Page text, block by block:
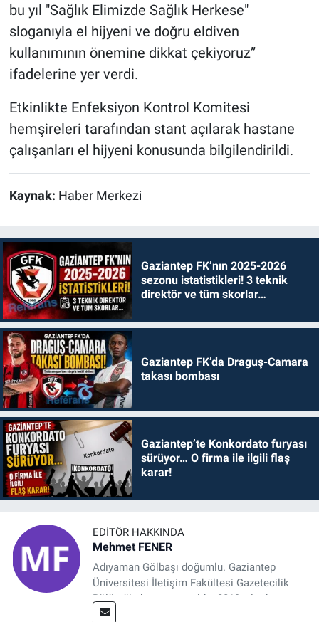
bu yıl "Sağlık Elimizde Sağlık Herkese"
sloganıyla el hijyeni ve doğru eldiven
kullanımının önemine dikkat çekiyoruz”
ifadelerine yer verdi.
Etkinlikte Enfeksiyon Kontrol Komitesi
hemşireleri tarafından stant açılarak hastane
çalışanları el hijyeni konusunda bilgilendirildi.
Kaynak: Haber Merkezi
Gaziantep FK’nın 2025-2026
sezonu istatistikleri! 3 teknik
direktör ve tüm skorlar…
Gaziantep FK’da Draguş-Camara
takası bombası
Gaziantep’te Konkordato furyası
sürüyor… O firma ile ilgili flaş
karar!
EDITÖR HAKKINDA
Mehmet FENER
Adıyaman Gölbaşı doğumlu. Gaziantep
Üniversitesi İletişim Fakültesi Gazetecilik
Bölümü’nden mezun oldu. 2019 yılında
başladığı gazetecilik mesleğinde, muhabir,